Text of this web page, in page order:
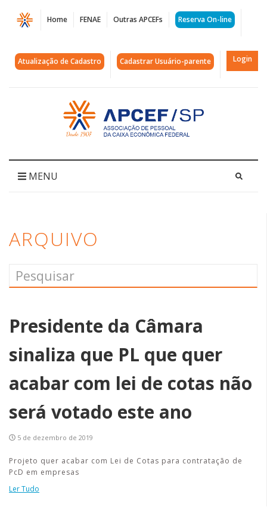
Página
Arquivos
PL6159
APCEF/SP
Home FENAE Outras APCEFs Reserva On-line
Atualização de Cadastro Cadastrar Usuário-parente Login
Acessar
página
inicial
MENU
ARQUIVO
Presidente da Câmara
sinaliza que PL que quer
acabar com lei de cotas não
será votado este ano
5 de dezembro de 2019
Projeto quer acabar com Lei de Cotas para contratação de
PcD em empresas
Ler Tudo